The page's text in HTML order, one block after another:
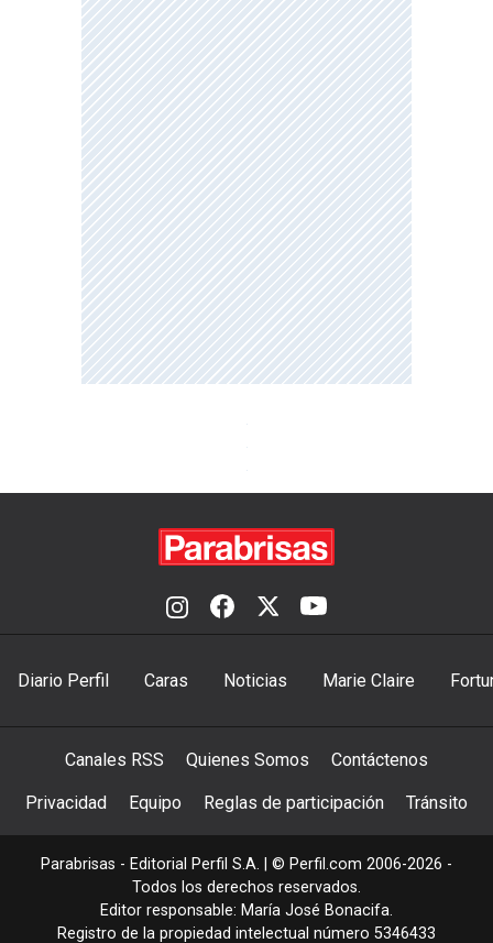
Diario Perfil Caras Noticias Marie Claire
Canales RSS Quienes Somos Contáctenos
Privacidad Equipo Reglas de participación Tránsito
Parabrisas - Editorial Perfil S.A. | © Perfil.com 2006-2026 -
Todos los derechos reservados.
Editor responsable: María José Bonacifa.
Registro de la propiedad intelectual número 5346433